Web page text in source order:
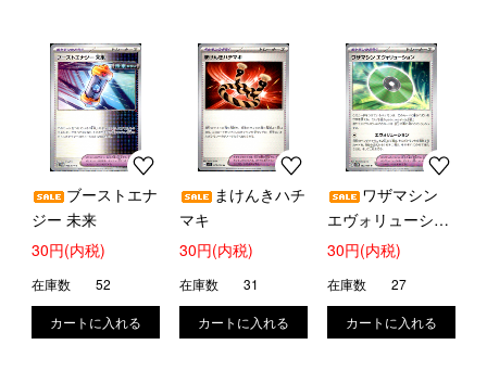
ブーストエナ
ジー 未来
30円(内税)
在庫数 52
まけんきハチ
マキ
30円(内税)
在庫数 31
ワザマシン
エヴォリューショ
ン
30円(内税)
在庫数 27